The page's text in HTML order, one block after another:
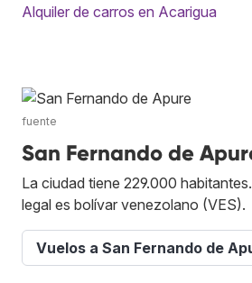
Alquiler de carros en Acarigua
fuente
San Fernando de
La ciudad tiene 229.000
legal es bolívar venezolano (VES).
Vuelos a San Fernando de